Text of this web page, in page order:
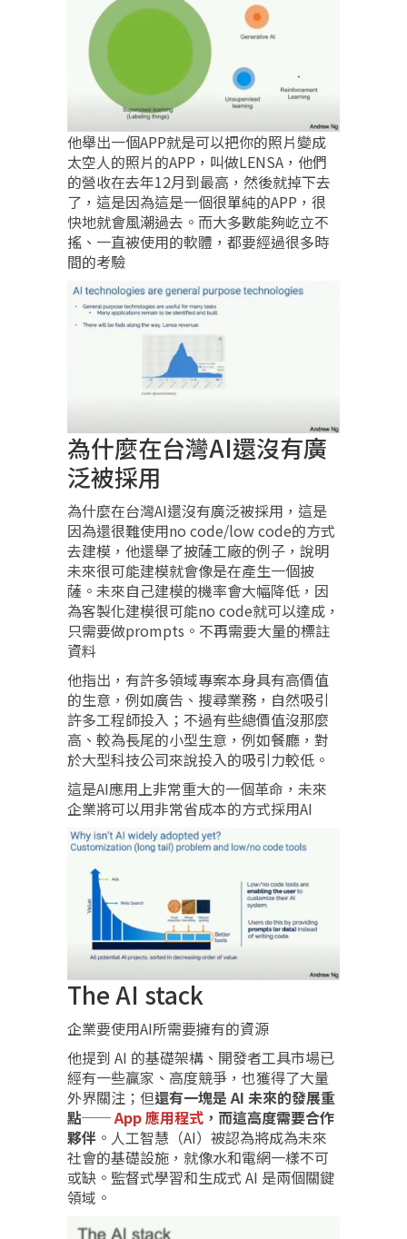
他舉出一個APP就是可以把你的照片變成
太空人的照片的APP，叫做LENSA，他們
的營收在去年12月到最高，然後就掉下去
了，這是因為這是一個很單純的APP，很
快地就會風潮過去。而大多數能夠屹立不
搖、一直被使用的軟體，都要經過很多時
間的考驗
為什麼在台灣AI還沒有廣
泛被採用
為什麼在台灣AI還沒有廣泛被採用，這是
因為還很難使用no code/low code的方式
去建模，他還舉了披薩工廠的例子，說明
未來很可能建模就會像是在產生一個披
薩。未來自己建模的機率會大幅降低，因
為客製化建模很可能no code就可以達成，
只需要做prompts。不再需要大量的標註
資料
他指出，有許多領域專案本身具有高價值
的生意，例如廣告、搜尋業務，自然吸引
許多工程師投入；不過有些總價值沒那麼
高、較為長尾的小型生意，例如餐廳，對
於大型科技公司來說投入的吸引力較低。
這是AI應用上非常重大的一個革命，未來
企業將可以用非常省成本的方式採用AI
The AI stack
企業要使用AI所需要擁有的資源
他提到 AI 的基礎架構、開發者工具市場已
經有一些贏家、高度競爭，也獲得了大量
外界關注；但還有一塊是 AI 未來的發展重
點──App 應用程式 ，而這高度需要合作
夥伴 。人工智慧（AI）被認為將成為未來
社會的基礎設施，就像水和電網一樣不可
或缺。監督式學習和生成式 AI 是兩個關鍵
領域。